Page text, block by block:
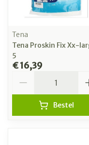
Tena
Tena Proskin Fix Xx-
5
€ 16,39
Bestel